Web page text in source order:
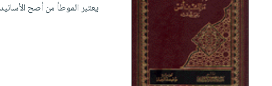
يعتبر الموطأ من أصح